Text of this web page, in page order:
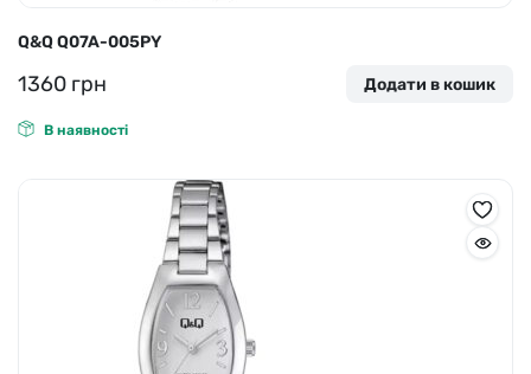
Q&Q Q07A-005PY
1360 грн Додати в кошик
В наявності